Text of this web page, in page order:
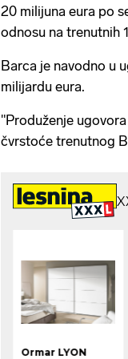
20 milijuna eura po
odnosu na trenutnih
Barca je navodno u
milijardu eura.
"Produženje
čvrstoće trenutnog